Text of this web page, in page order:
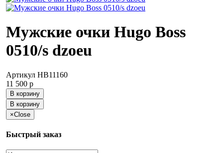
Мужские очки Hugo Boss
0510/s dzoeu
Артикул HB11160
11 500 p
В корзину
В корзину
×Close
Быстрый заказ